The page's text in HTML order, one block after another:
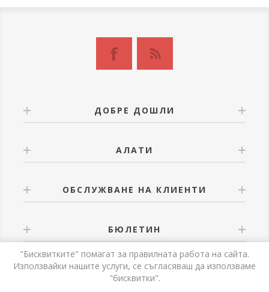
ДОБРЕ ДОШЛИ
АЛАТИ
ОБСЛУЖВАНЕ НА КЛИЕНТИ
БЮЛЕТИН
"Бисквитките" помагат за правилната работа на сайта.
Използвайки нашите услуги, се съгласяваш да използваме
"бисквитки".